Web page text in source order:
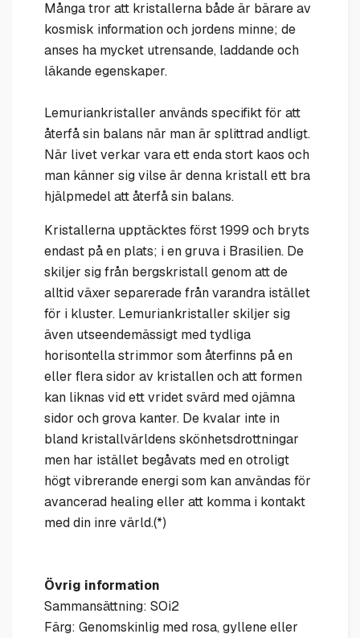
Många tror att kristallerna både är bärare av
kosmisk information och jordens minne; de
anses ha mycket utrensande, laddande och
läkande egenskaper.
Lemuriankristaller används specifikt för att
återfå sin balans när man är splittrad andligt.
När livet verkar vara ett enda stort kaos och
man känner sig vilse är denna kristall ett bra
hjälpmedel att återfå sin balans.
Kristallerna upptäcktes först 1999 och bryts
endast på en plats; i en gruva i Brasilien. De
skiljer sig från bergskristall genom att de
alltid växer separerade från varandra istället
för i kluster. Lemuriankristaller skiljer sig
även utseendemässigt med tydliga
horisontella strimmor som återfinns på en
eller flera sidor av kristallen och att formen
kan liknas vid ett vridet svärd med ojämna
sidor och grova kanter. De kvalar inte in
bland kristallvärldens skönhetsdrottningar
men har istället begåvats med en otroligt
högt vibrerande energi som kan användas för
avancerad healing eller att komma i kontakt
med din inre värld.(*)
Övrig information
Sammansättning: SOi2
Färg: Genomskinlig med rosa, gyllene eller